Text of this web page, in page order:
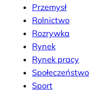
Przemysł
Rolnictwo
Rozrywka
Rynek
Rynek pracy
Społeczeństwo
Sport